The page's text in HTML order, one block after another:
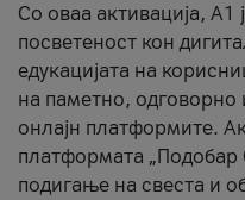
Со оваа активација, А1
посветеност кон
едукацијата на
на паметно, одговорно
онлајн платформите.
платформата „Подобар
подигање на свеста и